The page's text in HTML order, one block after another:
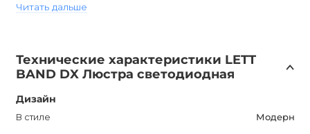
В комплекте с LETТ BAND DX поставляются
Покупка LETТ BAND DX - это отличное решение для
тех, кто хочет приобрести качественное дизайнерское
освещение. AnzAzo предлагает самые лучшие цены и
Читать дальше
Технические характеристики LETT
BAND DX Люстра светодиодная
Дизайн
В стиле Модерн